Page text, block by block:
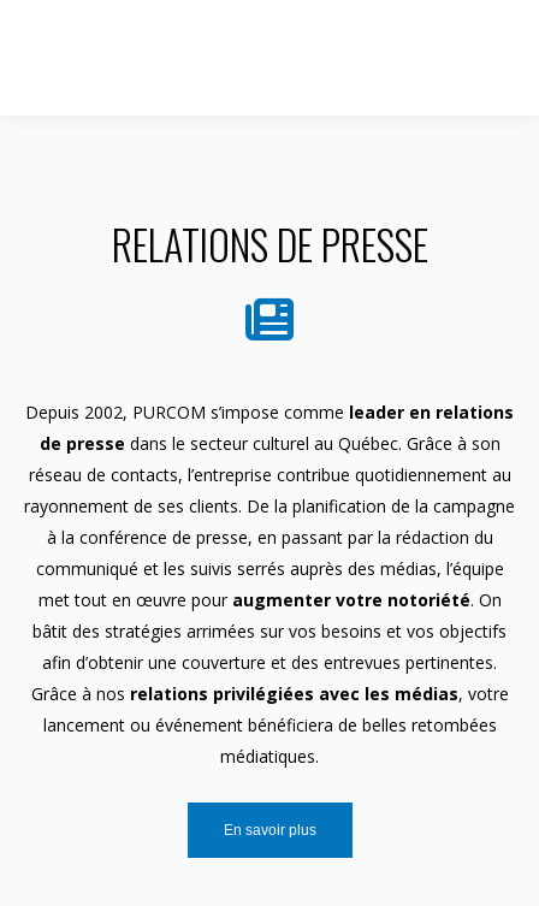
RELATIONS DE PRESSE
Depuis 2002, PURCOM s’impose comme leader en relations
de presse dans le secteur culturel au Québec. Grâce à son
réseau de contacts, l’entreprise contribue quotidiennement au
rayonnement de ses clients. De la planification de la campagne
à la conférence de presse, en passant par la rédaction du
communiqué et les suivis serrés auprès des médias, l’équipe
met tout en œuvre pour augmenter votre notoriété. On
bâtit des stratégies arrimées sur vos besoins et vos objectifs
afin d’obtenir une couverture et des entrevues pertinentes.
Grâce à nos relations privilégiées avec les médias, votre
lancement ou événement bénéficiera de belles retombées
médiatiques.
En savoir plus